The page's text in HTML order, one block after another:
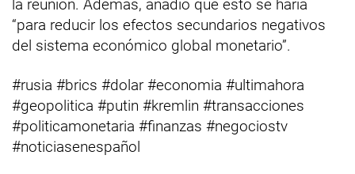
la reunión. Además, añadió que esto se haría
“para reducir los efectos secundarios negativos
del sistema económico global monetario”.
#rusia #brics #dolar #economia #ultimahora
#geopolitica #putin #kremlin #transacciones
#politicamonetaria #finanzas #negociostv
#noticiasenespañol